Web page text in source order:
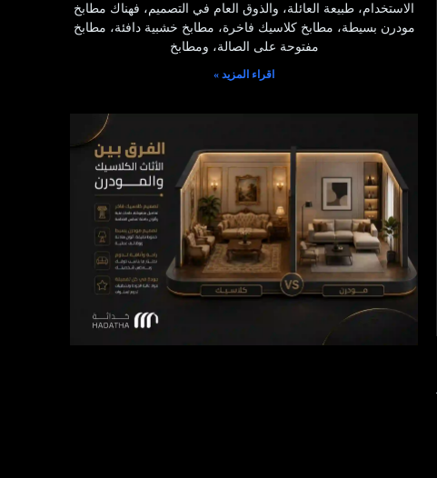
الاستخدام، طبيعة العائلة، والذوق العام في التصميم، فهناك مطابخ
مودرن بسيطة، مطابخ كلاسيك فاخرة، مطابخ خشبية دافئة، مطابخ
مفتوحة على الصالة، ومطابخ
اقراء المزيد »